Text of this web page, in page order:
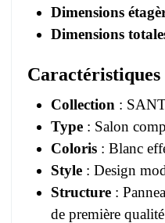
Dimensions
Dimensions
Caractéristiques
Collection :
Type : Salon
Coloris : Blanc
Style : Design
Structure :
de première qualité